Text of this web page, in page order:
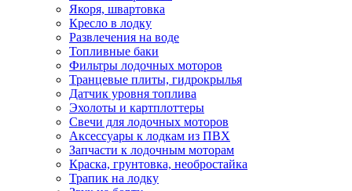
Якоря, швартовка
Кресло в лодку
Развлечения на воде
Топливные баки
Фильтры лодочных моторов
Транцевые плиты, гидрокрылья
Датчик уровня топлива
Эхолоты и картплоттеры
Cвечи для лодочных моторов
Аксессуары к лодкам из ПВХ
Запчасти к лодочным моторам
Краска, грунтовка, необростайка
Трапик на лодку